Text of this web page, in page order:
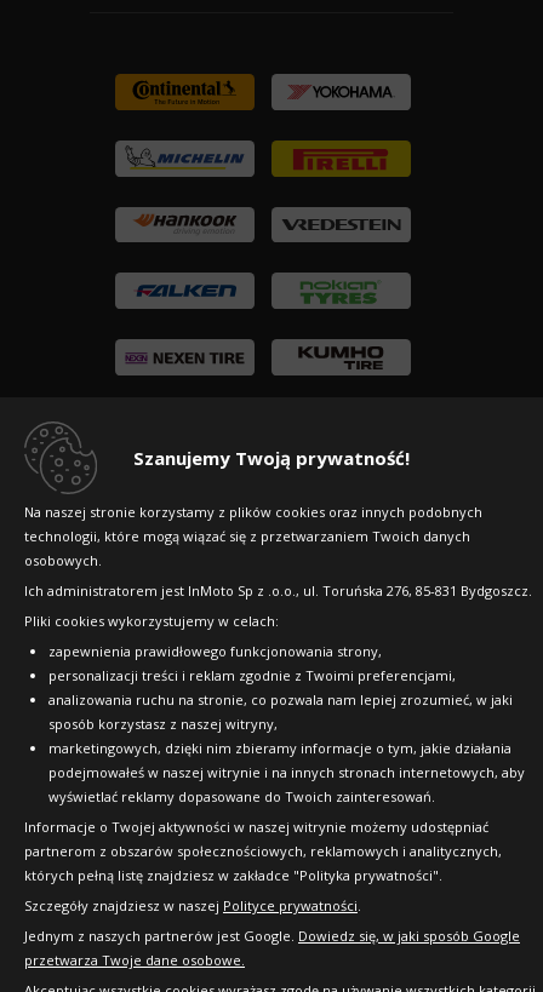
Szanujemy Twoją prywatność!
Na naszej stronie korzystamy z plików cookies oraz innych podobnych
technologii, które mogą wiązać się z przetwarzaniem Twoich danych
osobowych.
Ich administratorem jest InMoto Sp z .o.o., ul. Toruńska 276, 85-831 Bydgoszcz.
Pliki cookies wykorzystujemy w celach:
zapewnienia prawidłowego funkcjonowania strony,
personalizacji treści i reklam zgodnie z Twoimi preferencjami,
analizowania ruchu na stronie, co pozwala nam lepiej zrozumieć, w jaki
sposób korzystasz z naszej witryny,
marketingowych, dzięki nim zbieramy informacje o tym, jakie działania
podejmowałeś w naszej witrynie i na innych stronach internetowych, aby
wyświetlać reklamy dopasowane do Twoich zainteresowań.
Informacje o Twojej aktywności w naszej witrynie możemy udostępniać
partnerom z obszarów społecznościowych, reklamowych i analitycznych,
których pełną listę znajdziesz w zakładce "Polityka prywatności".
Szczegóły znajdziesz w naszej Polityce prywatności.
Jednym z naszych partnerów jest Google. Dowiedz się, w jaki sposób Google
przetwarza Twoje dane osobowe.
Copyright © 2010-2026 24opony.pl. Wszelkie
prawa zastrzeżone.